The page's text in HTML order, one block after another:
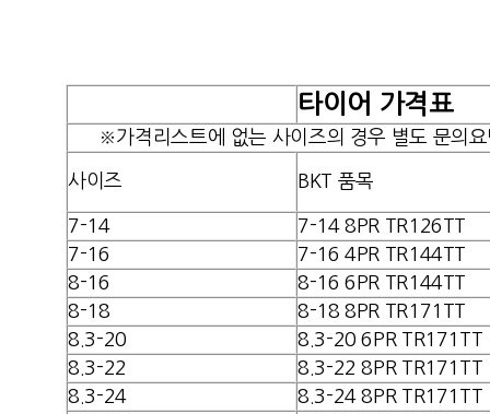
타이어 가격표
※가격리스트에 없는 사이즈의 경우 별도 문의
사이즈 BKT 품목
7-14 7-148PR TR126TT
7-16
7-16 4PR TR144TT
8-16
8-16 6 PR TR144TT
8-18
8-18 8PR TR171TT
8.3-20
8.3-20 6PR TR171TT
8.3-22
8.3-22 8PR TR171TT
8.3-24
8.3-24 8PR TR171TT